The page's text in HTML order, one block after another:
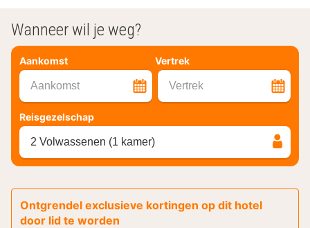
Wanneer wil je weg?
Aankomst Vertrek
Aankomst Vertrek
Reisgezelschap
2 Volwassenen (1 kamer)
Ontgrendel exclusieve kortingen op dit hotel
door lid te worden